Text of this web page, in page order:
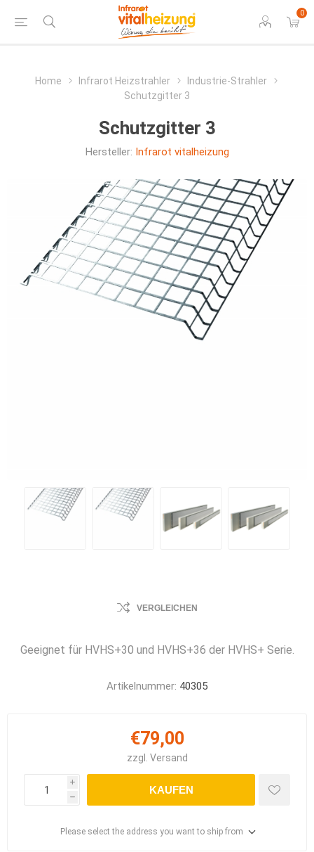
0
Home Infrarot Heizstrahler
Industrie-Strahler
Schutzgitter 3
Schutzgitter 3
Hersteller: Infrarot vitalheizung
VERGLEICHEN
Geeignet für HVHS+30 und HVHS+36 der HVHS+ Serie.
Artikelnummer: 40305
€79,00
zzgl. Versand
i
h
KAUFEN
Please select the address you want to ship from